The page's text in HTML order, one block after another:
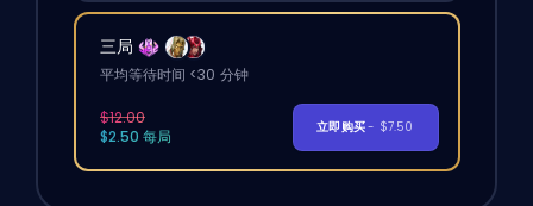
三局
平均等待时间 <30 分钟
$12.00
$2.50 每局
立即购买- $7.50